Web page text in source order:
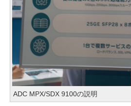
ADC MPX/SDX 9100の説明